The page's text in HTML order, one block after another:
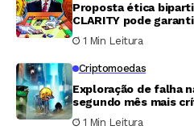
Proposta ética
CLARITY pode
tributos para Trump
1 Min Leitura
Criptomoedas
Exploração de falha
segundo mês mais
mercado cripto
1 Min Leitura